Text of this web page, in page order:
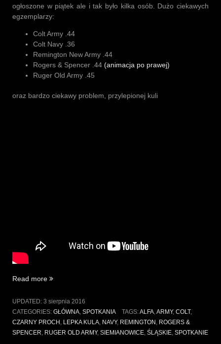
ogłoszone w piątek ale i tak było kilka osób. Dużo ciekawych
egzemplarzy:
Colt Army .44
Colt Navy .36
Remington New Army .44
Rogers & Spencer .44 (animacja po prawej)
Ruger Old Army .45
oraz bardzo ciekawy problem, przylepionej kuli
Read more „Spotkanie
ALFA
2016.06.04”
UPDATED: 3 sierpnia 2016
CATEGORIES: GŁÓWNA, SPOTKANIA TAGS:ALFA,ARMY, COLT,
CZARNY PROCH , LEPKA KULA, NAVY, REMINGTON , ROGERS &
SPENCER, RUGER OLD ARMY, SIEMIANOWICE, ŚLĄSKIE, SPOTKANIE